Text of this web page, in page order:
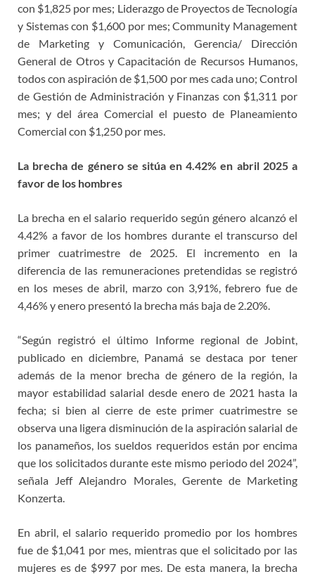
con $1,825 por mes; Liderazgo de Proyectos de Tecnología
y Sistemas con $1,600 por mes; Community Management
de Marketing y Comunicación, Gerencia/ Dirección
General de Otros y Capacitación de Recursos Humanos,
todos con aspiración de $1,500 por mes cada uno; Control
de Gestión de Administración y Finanzas con $1,311 por
mes; y del área Comercial el puesto de Planeamiento
Comercial con $1,250 por mes.
La brecha de género se sitúa en 4.42% en abril 2025 a
favor de los hombres
La brecha en el salario requerido según género alcanzó el
4.42% a favor de los hombres durante el transcurso del
primer cuatrimestre de 2025. El incremento en la
diferencia de las remuneraciones pretendidas se registró
en los meses de abril, marzo con 3,91%, febrero fue de
4,46% y enero presentó la brecha más baja de 2.20%.
“Según registró el último Informe regional de Jobint,
publicado en diciembre, Panamá se destaca por tener
además de la menor brecha de género de la región, la
mayor estabilidad salarial desde enero de 2021 hasta la
fecha; si bien al cierre de este primer cuatrimestre se
observa una ligera disminución de la aspiración salarial de
los panameños, los sueldos requeridos están por encima
que los solicitados durante este mismo periodo del 2024”,
señala Jeff Alejandro Morales, Gerente de Marketing
Konzerta.
En abril, el salario requerido promedio por los hombres
fue de $1,041 por mes, mientras que el solicitado por las
mujeres es de $997 por mes. De esta manera, la brecha